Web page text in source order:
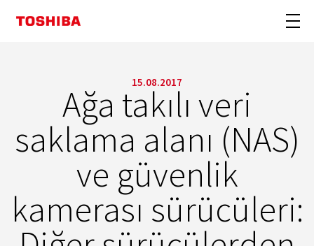
15.08.2017
Ağa takılı veri
saklama alanı (NAS)
ve güvenlik
kamerası sürücüleri: